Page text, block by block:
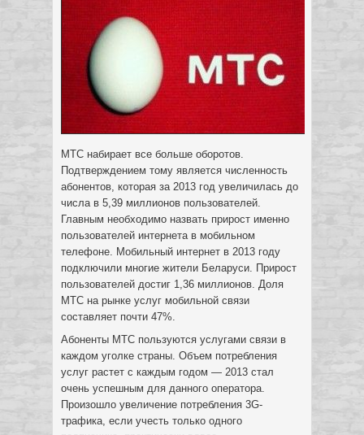
МТС набирает все больше оборотов.
Подтверждением тому является численность
абонентов, которая за 2013 год увеличилась до
числа в 5,39 миллионов пользователей.
Главным необходимо назвать прирост именно
пользователей интернета в мобильном
телефоне. Мобильный интернет в 2013 году
подключили многие жители Беларуси. Прирост
пользователей достиг 1,36 миллионов. Доля
МТС на рынке услуг мобильной связи
составляет почти 47%.
Абоненты МТС пользуются услугами связи в
каждом уголке страны. Объем потребления
услуг растет с каждым годом — 2013 стал
очень успешным для данного оператора.
Произошло увеличение потребления 3G-
трафика, если учесть только одного